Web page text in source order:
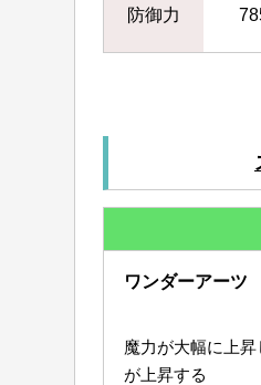
防御力
ワンダーアーツ
魔力が大幅に上
が上昇する